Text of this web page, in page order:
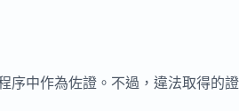
中作為佐證。不過，違法取得的